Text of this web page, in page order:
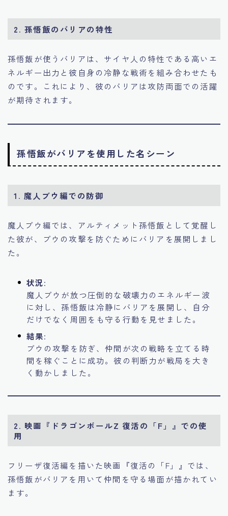
2. 孫悟飯のバリアの特性
孫悟飯が使うバリアは、サイヤ人の特性である高いエ
ネルギー出力と彼自身の冷静な戦術を組み合わせたも
のです。これにより、彼のバリアは攻防両面での活躍
が期待されます。
孫悟飯がバリアを使用した名シーン
1. 魔人ブウ編での防御
魔人ブウ編では、アルティメット孫悟飯として覚醒し
た彼が、ブウの攻撃を防ぐためにバリアを展開しまし
た。
状況:
魔人ブウが放つ圧倒的な破壊力のエネルギー波
に対し、孫悟飯は冷静にバリアを展開し、自分
だけでなく周囲をも守る行動を見せました。
結果:
ブウの攻撃を防ぎ、仲間が次の戦略を立てる時
間を稼ぐことに成功。彼の判断力が戦局を大き
く動かしました。
2. 映画『ドラゴンボールZ 復活の「F」』での使
用
フリーザ復活編を描いた映画『復活の「F」』では、
孫悟飯がバリアを用いて仲間を守る場面が描かれてい
ます。